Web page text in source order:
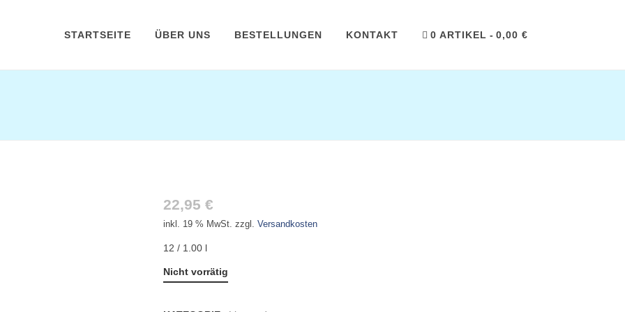
STARTSEITE ÜBER UNS BESTELLUNGEN KONTAKT 0 ARTIKEL 0,00 €
22,95 €
inkl. 19 % MwSt. zzgl. Versandkosten
12 / 1.00 l
Nicht vorrätig